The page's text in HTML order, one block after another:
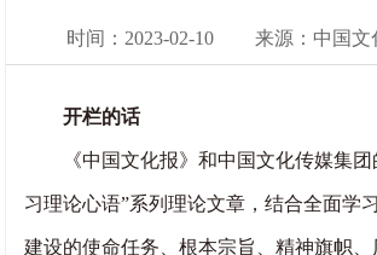
时间：2023-02-10 来源：中国文
开栏的话
《中国文化报》和中国文化传媒集团
习理论心语”系列理论文章，结合全面学
建设的使命任务、根本宗旨、精神旗帜